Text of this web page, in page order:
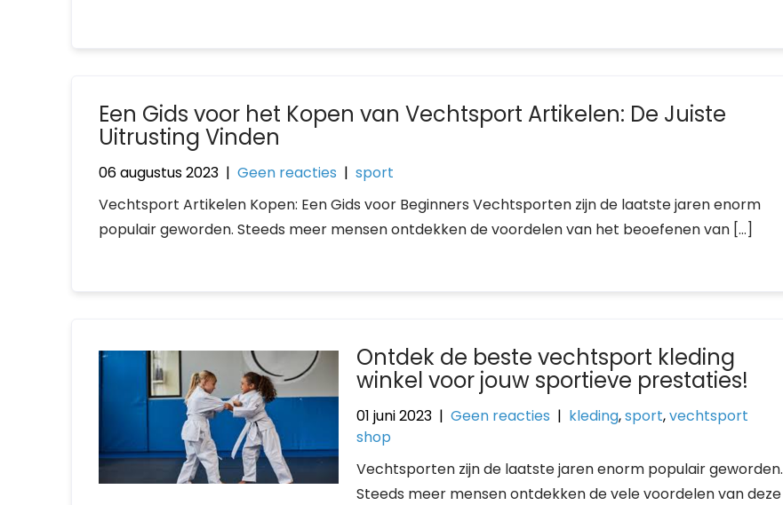
Een Gids voor het Kopen van Vechtsport Artikelen: De Juiste
Uitrusting Vinden
06 augustus 2023 | Geen reacties | sport
Vechtsport Artikelen Kopen: Een Gids voor Beginners Vechtsporten zijn de laatste jaren enorm
populair geworden. Steeds meer mensen ontdekken de voordelen van het beoefenen van […]
Ontdek de beste vechtsport kleding
winkel voor jouw sportieve prestaties!
01 juni 2023 |Geen reacties | kleding,sport,vechtsport
shop
Vechtsporten zijn de laatste jaren enorm populair geworden.
Steeds meer mensen ontdekken de vele voordelen van deze